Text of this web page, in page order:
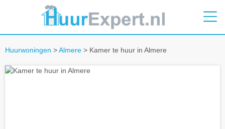
Huurwoningen >Almere > Kamer te huur in Almere